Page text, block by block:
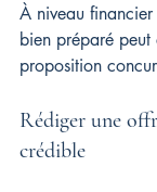
À niveau
bien préparé
proposition
Rédiger une
crédible